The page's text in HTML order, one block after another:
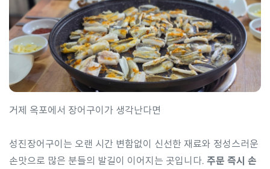
거제 옥포에서 장어구이가 생각난다면
성진장어구이는 오랜 시간 변함없이 신선한 재료와 정성스러운
손맛으로 많은 분들의 발길이 이어지는 곳입니다. 주문 즉시 손